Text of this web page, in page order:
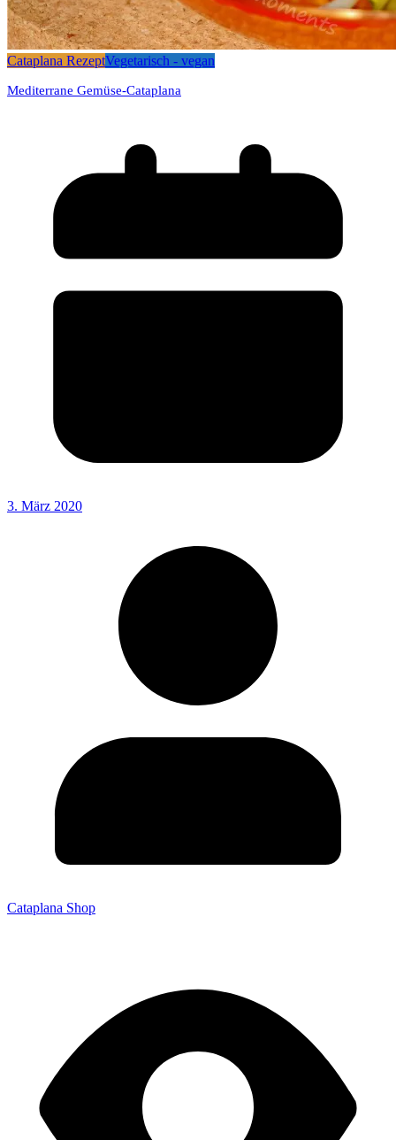
Cataplana RezeptVegetarisch - vegan
Mediterrane Gemüse-Cataplana
3. März 2020
Cataplana Shop